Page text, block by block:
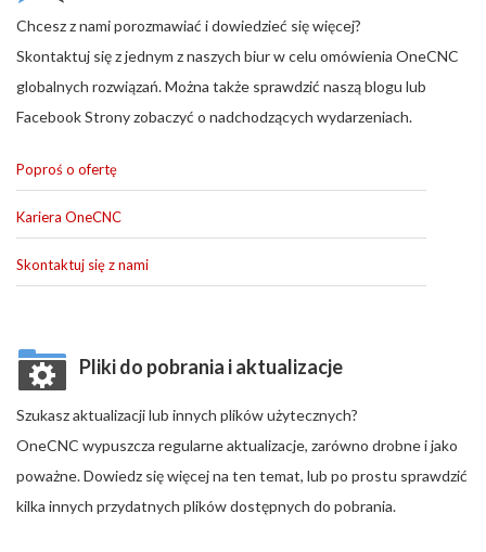
Chcesz z nami porozmawiać i dowiedzieć się więcej?
Skontaktuj się z jednym z naszych biur w celu omówienia OneCNC
globalnych rozwiązań. Można także sprawdzić naszą blogu lub
Facebook Strony zobaczyć o nadchodzących wydarzeniach.
Poproś o ofertę
Kariera OneCNC
Skontaktuj się z nami
Pliki do pobrania i aktualizacje
Szukasz aktualizacji lub innych plików użytecznych?
OneCNC wypuszcza regularne aktualizacje, zarówno drobne i jako
poważne. Dowiedz się więcej na ten temat, lub po prostu sprawdzić
kilka innych przydatnych plików dostępnych do pobrania.